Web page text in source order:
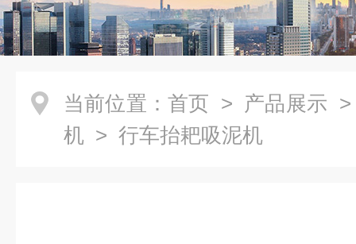
当前位置： 首页 > 产品展示
机 > 行车抬耙吸泥机